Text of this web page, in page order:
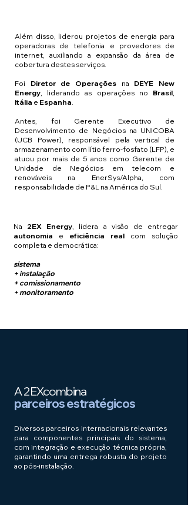
Além disso, liderou projetos de energia para
operadoras de telefonia e provedores de
internet, auxiliando a expansão da área de
cobertura destes serviços.
Foi Diretor de Operações na DEYE New
Energy, liderando as operações no Brasil,
Itália e Espanha.
Antes, foi Gerente Executivo de
Desenvolvimento de Negócios na UNICOBA
(UCB Power), responsável pela vertical de
armazenamento com lítio ferro-fosfato (LFP), e
atuou por mais de 5 anos como Gerente de
Unidade de Negócios em telecom e
renováveis na EnerSys/Alpha, com
responsabilidade de P&L na América do Sul.
​Na 2EX Energy, lidera a visão de entregar
autonomia e eficiência real com solução
completa e democrática:
sistema
+ instalação
+ comissionamento
+ monitoramento
A 2EXcombina
parceiros estratégicos
Diversos parceiros internacionais relevantes
para componentes principais do sistema,
com integração e execução técnica própria,
garantindo uma entrega robusta do projeto
ao pós-instalação.